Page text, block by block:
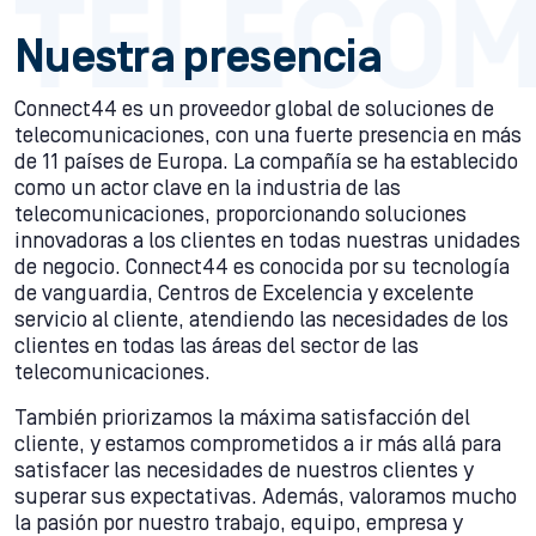
Nuestra presencia
Connect44 es un proveedor global de soluciones de
telecomunicaciones, con una fuerte presencia en más
de 11 países de Europa. La compañía se ha establecido
como un actor clave en la industria de las
telecomunicaciones, proporcionando soluciones
innovadoras a los clientes en todas nuestras unidades
de negocio. Connect44 es conocida por su tecnología
de vanguardia, Centros de Excelencia y excelente
servicio al cliente, atendiendo las necesidades de los
clientes en todas las áreas del sector de las
telecomunicaciones.
También priorizamos la máxima satisfacción del
cliente, y estamos comprometidos a ir más allá para
satisfacer las necesidades de nuestros clientes y
superar sus expectativas. Además, valoramos mucho
la pasión por nuestro trabajo, equipo, empresa y